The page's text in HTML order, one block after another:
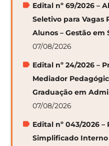
Edital nº 69/2026 –
Seletivo para Vagas
Alunos – Gestão em
07/08/2026
Edital nº 24/2026 –
Mediador
Graduação em
07/08/2026
Edital nº 043/2026 –
Simplificado Interno